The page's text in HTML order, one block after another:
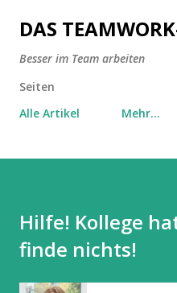
Direkt zum
DAS
Besser im Team arbeiten
Seiten
Alle Artikel
Mehr…
Hilfe! Kollege
finde nichts!